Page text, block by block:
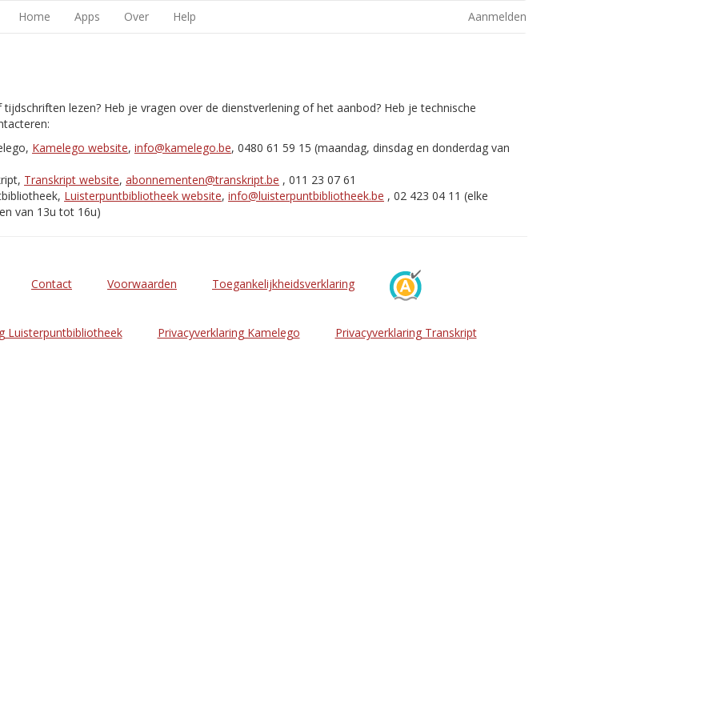
Home Apps Over Help Aanmelden
lezen? Heb je vragen over de dienstverlening of het aanbod? Heb je technische
Kamelego website, info@kamelego.be, 0480 61 59 15 (maandag, dinsdag en donderdag van
Transkript website, abonnementen@transkript.be , 011 23 07 61
Luisterpuntbibliotheek website, info@luisterpuntbibliotheek.be , 02 423 04 11 (elke
van 13u tot 16u)
Contact Voorwaarden Toegankelijkheidsverklaring
Luisterpuntbibliotheek Privacyverklaring Kamelego Privacyverklaring Transkript